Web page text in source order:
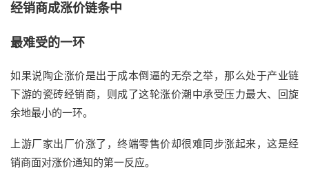
经销商成涨价链条中
最难受的一环
如果说陶企涨价是出于成本倒逼的无奈之举，那么处于产业链
下游的瓷砖经销商，则成了这轮涨价潮中承受压力最大、回旋
余地最小的一环。
上游厂家出厂价涨了，终端零售价却很难同步涨起来，这是经
销商面对涨价通知的第一反应。